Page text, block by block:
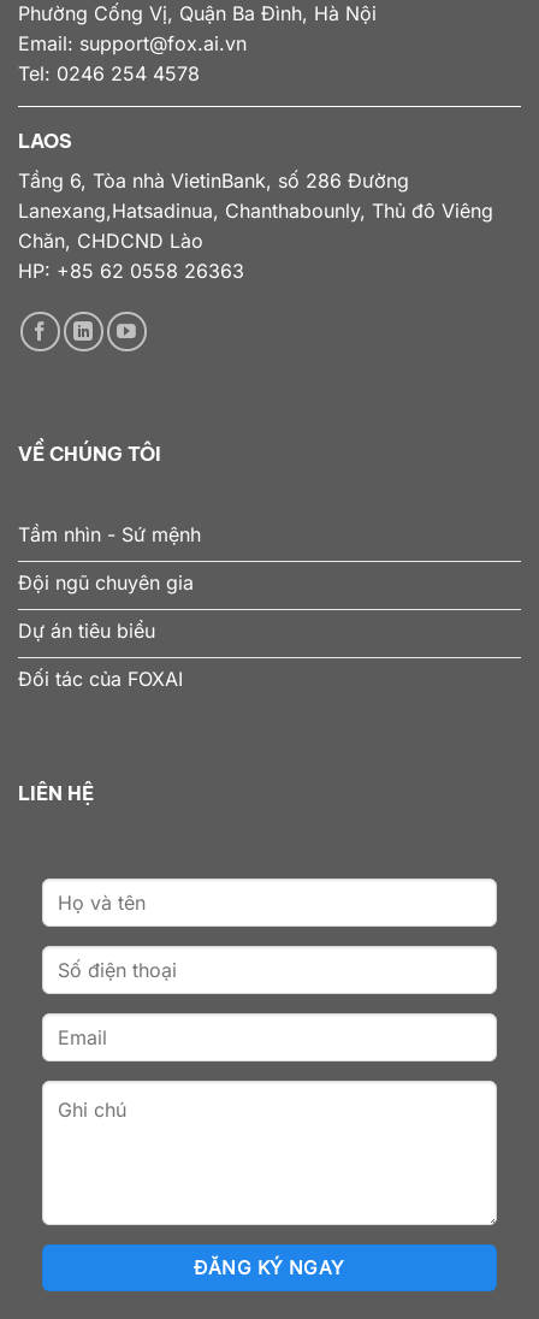
Phường Cống Vị, Quận Ba Đình, Hà Nội
Email: support@fox.ai.vn
Tel: 0246 254 4578
LAOS
Tầng 6, Tòa nhà VietinBank, số 286 Đường
Lanexang,Hatsadinua, Chanthabounly, Thủ đô Viêng
Chăn, CHDCND Lào
HP: +85 62 0558 26363
VỀ CHÚNG TÔI
Tầm nhìn - Sứ mệnh
Đội ngũ chuyên gia
Dự án tiêu biểu
Đối tác của FOXAI
LIÊN HỆ